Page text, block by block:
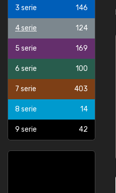
3 serie 146
4 serie 124
5 serie 169
6 serie 100
7 serie 403
8 serie 14
9 serie 42